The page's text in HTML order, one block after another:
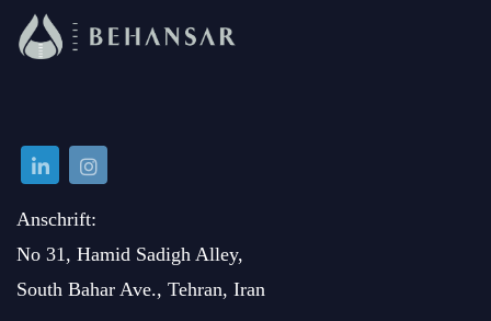
Anschrift:
No 31, Hamid Sadigh Alley,
South Bahar Ave., Tehran, Iran